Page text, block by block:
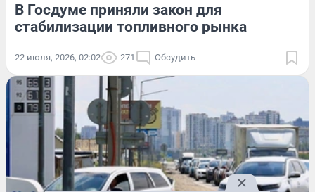
В Госдуме приняли закон для
стабилизации топливного рынка
22 июля, 2026, 02:02 271 Обсудить